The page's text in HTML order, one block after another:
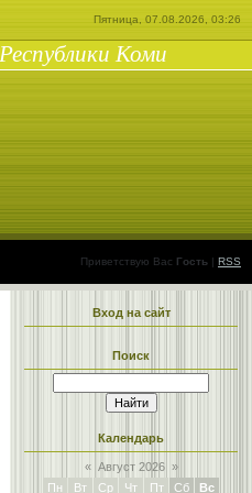
Пятница, 07.08.2026, 03:26
Коми
Приветствую Вас Гость | RSS
Вход на сайт
Поиск
Календарь
« Август 2026 »
Пн
Вт Ср Чт Пт Сб Вс